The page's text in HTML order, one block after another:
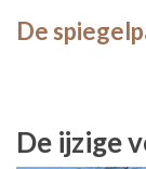
De
De ijzige